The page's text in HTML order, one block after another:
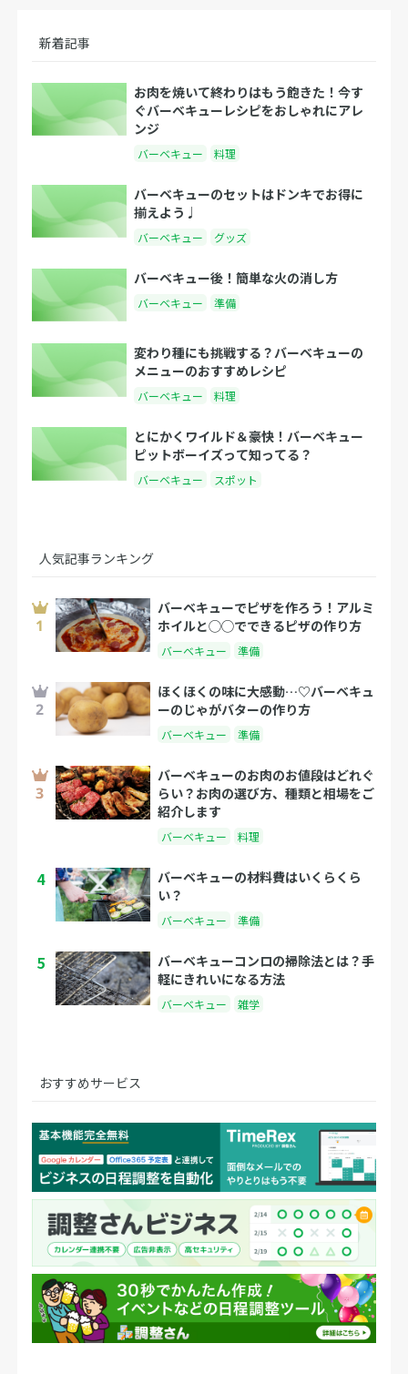
新着記事
お肉を焼いて終わりはもう飽きた！今す
ぐバーベキューレシピをおしゃれにアレ
ンジ
バーベキュー 料理
バーベキューのセットはドンキでお得に
揃えよう♩
バーベキュー グッズ
バーベキュー後！簡単な火の消し方
バーベキュー 準備
変わり種にも挑戦する？バーベキューの
メニューのおすすめレシピ
バーベキュー 料理
とにかくワイルド＆豪快！バーベキュー
ピットボーイズって知ってる？
バーベキュー スポット
人気記事ランキング
バーベキューでピザを作ろう！アルミ
ホイルと◯◯でできるピザの作り方
バーベキュー 準備
ほくほくの味に大感動…♡バーベキュ
ーのじゃがバターの作り方
バーベキュー 準備
バーベキューのお肉のお値段はどれぐ
らい？お肉の選び方、種類と相場をご
紹介します
バーベキュー 料理
4
バーベキューの材料費はいくらくら
い？
バーベキュー 準備
5
バーベキューコンロの掃除法とは？手
軽にきれいになる方法
バーベキュー 雑学
おすすめサービス